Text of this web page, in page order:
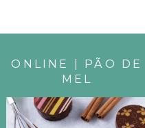
I
ONLINE | PÃO DE
MEL